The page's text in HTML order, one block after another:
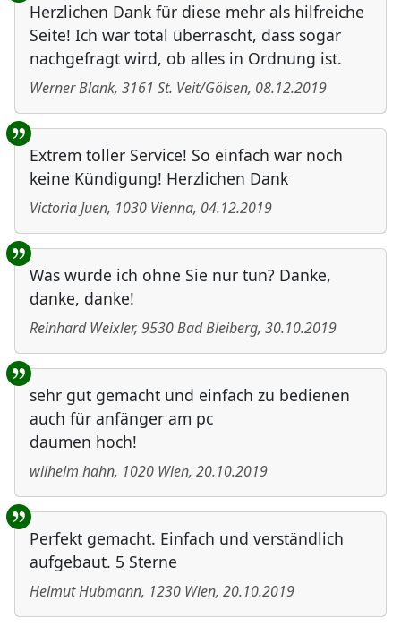
Herzlichen Dank für diese mehr als hilfreiche
Seite! Ich war total überrascht, dass sogar
nachgefragt wird, ob alles in Ordnung ist.
Werner Blank, 3161 St. Veit/Gölsen, 08.12.2019
Extrem toller Service! So einfach war noch
keine Kündigung! Herzlichen Dank
Victoria Juen, 1030 Vienna, 04.12.2019
Was würde ich ohne Sie nur tun? Danke,
danke, danke!
Reinhard Weixler, 9530Bad Bleiberg, 30.10.2019
sehr gut gemacht und einfach zu bedienen
auch für anfänger am pc
daumen hoch!
wilhelm hahn, 1020 Wien, 20.10.2019
Perfekt gemacht. Einfach und verständlich
aufgebaut. 5 Sterne
Helmut Hubmann, 1230 Wien, 20.10.2019